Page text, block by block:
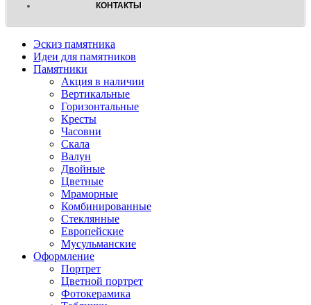
КОНТАКТЫ
Эскиз памятника
Идеи для памятников
Памятники
Акция в наличии
Вертикальные
Горизонтальные
Кресты
Часовни
Скала
Валун
Двойные
Цветные
Мраморные
Комбинированные
Стеклянные
Европейские
Мусульманские
Оформление
Портрет
Цветной портрет
Фотокерамика